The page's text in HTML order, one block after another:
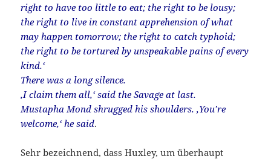
right to have too little to eat; the right to be lousy;
the right to live in constant apprehension of what
may happen tomorrow; the right to catch typhoid;
the right to be tortured by unspeakable pains of every
kind.‘
There was a long silence.
‚I claim them all,‘ said the Savage at last.
Mustapha Mond shrugged his shoulders. ‚You’re
welcome,‘ he said.
Sehr bezeichnend, dass Huxley, um überhaupt